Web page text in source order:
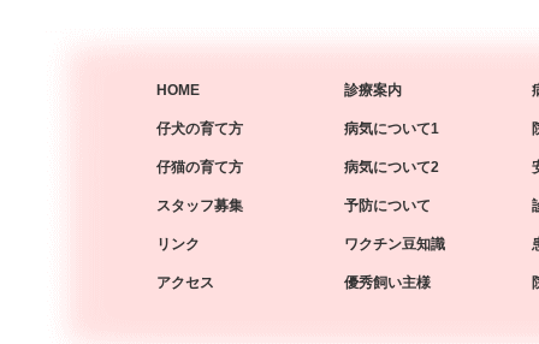
HOME
仔犬の育て方
仔猫の育て方
スタッフ募集
リンク
アクセス
診療案内
病気について1
病気について2
予防について
ワクチン豆知識
優秀飼い主様